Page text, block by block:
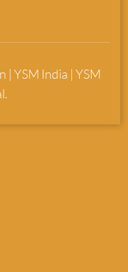
YSM India | YSM